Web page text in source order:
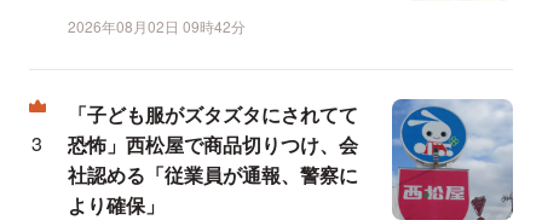
2026年08月02日 09時42分
「子ども服がズタズタにされてて
恐怖」西松屋で商品切りつけ、会
社認める「従業員が通報、警察に
より確保」